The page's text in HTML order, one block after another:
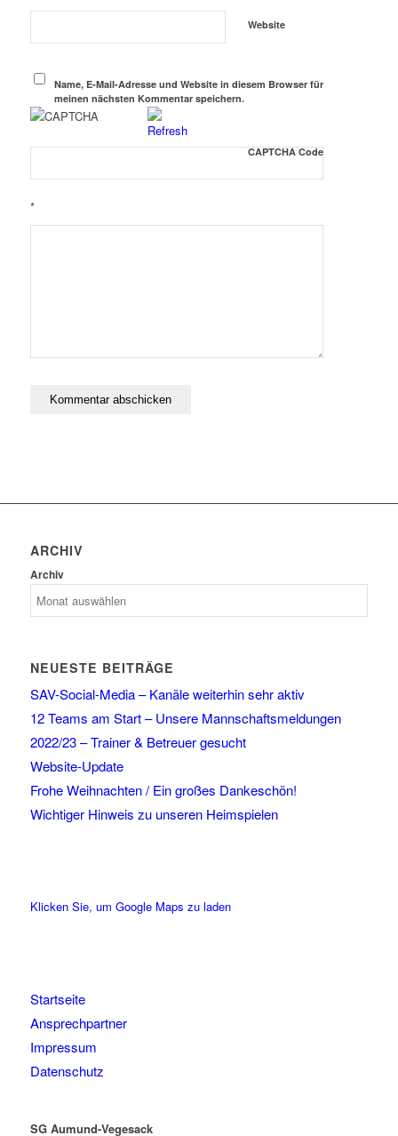
Website
Name, E-Mail-Adresse und Website in diesem Browser für
meinen nächsten Kommentar speichern.
CAPTCHA Code
*
ARCHIV
Archiv
NEUESTE BEITRÄGE
SAV-Social-Media – Kanäle weiterhin sehr aktiv
12 Teams am Start – Unsere Mannschaftsmeldungen
2022/23 – Trainer & Betreuer gesucht
Website-Update
Frohe Weihnachten / Ein großes Dankeschön!
Wichtiger Hinweis zu unseren Heimspielen
Klicken Sie, um Google Maps zu laden
Startseite
Ansprechpartner
Impressum
Datenschutz
SG Aumund-Vegesack